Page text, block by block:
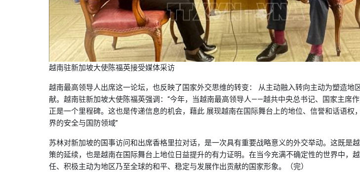
越南驻新加坡大使陈福英接受媒体采访
越南最高领导人出席这一论坛，也反映了国家外交思维的转变： 从主动融入转向主动为塑造地
献。越南驻新加坡大使陈福英强调：“今年，当越南最高领导人——越共中央总书记、国家主席
正是一个里程碑。这也是传递信息的机会，藉此 展现越南在国际舞台上的地位、信誉和话语权
界的安全与国防领域”
苏林对新加坡的国事访问和出席香格里拉对话，是一次具有重要战略意义的外交举动。这既是
策的延续，也是越南在国际舞台上地位日益提升的有力证明。在当今充满不确定性的世界中，
任、积极主动为地区乃至全球的和平、稳定与发展作出贡献的国家形象。（完）